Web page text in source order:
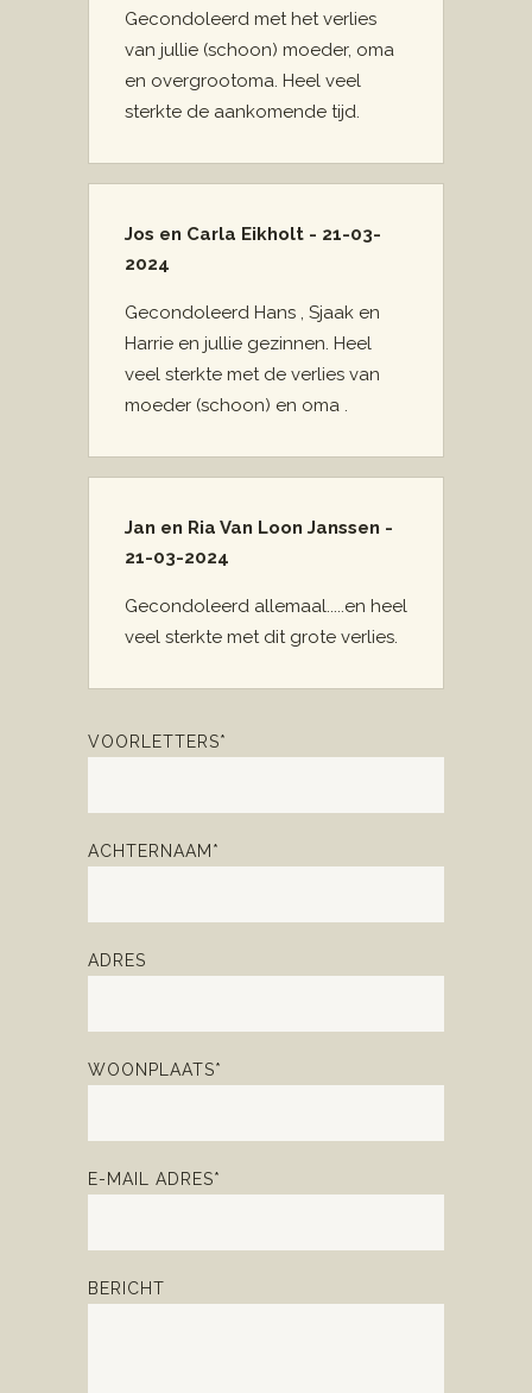
Gecondoleerd met het verlies
van jullie (schoon) moeder, oma
en overgrootoma. Heel veel
sterkte de aankomende tijd.
Jos en Carla Eikholt - 21-03-
2024
Gecondoleerd Hans , Sjaak en
Harrie en jullie gezinnen. Heel
veel sterkte met de verlies van
moeder (schoon) en oma .
Jan en Ria Van Loon Janssen -
21-03-2024
Gecondoleerd allemaal.....en heel
veel sterkte met dit grote verlies.
VOORLETTERS*
ACHTERNAAM*
ADRES
WOONPLAATS*
E-MAIL ADRES*
BERICHT